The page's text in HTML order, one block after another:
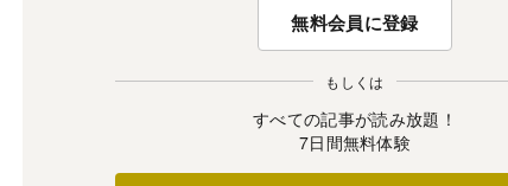
無料会員に登録
もしくは
すべての記事が読み放題！
7日間無料体験